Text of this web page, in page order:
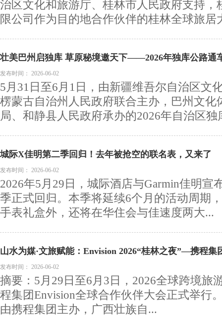
治区文化和旅游厅、桂林市人民政府支持，
限公司作为目的地合作伙伴的桂林全球旅居
壮美巴州启独库 草原秘境邀天下——2026年独库公路通
满举办
发布时间： 2026-06-02
5月31日至6月1日，由新疆维吾尔自治区文
楞蒙古自治州人民政府联合主办，巴州文化
局、和静县人民政府承办的2026年自治区独
城际X佳明第二季回归！去年被抢空的联名表，又来了
发布时间： 2026-06-02
2026年5月29日，城际酒店与Garmin佳明宣
季正式回归。本季将延续6个月的活动周期
手表礼盒外，还将在华住会与佳速度两大...
山水为媒·文旅赋能：Envision 2026“桂林之夜”—携程集
暨桂林全球推广计划启动仪式点亮夜色
发布时间： 2026-06-02
摘要：5月29日至6月3日，2026全球跨境旅
程集团Envision全球合作伙伴大会正式举行
由携程集团主办，广西壮族自...